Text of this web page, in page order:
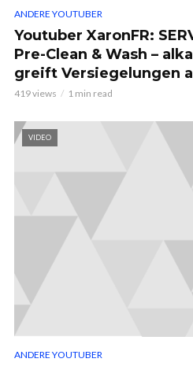
ANDERE YOUTUBER
Youtuber XaronFR:
Pre-Clean & Wash –
greift Versiegelungen
419 views 1 min read
VIDEO
ANDERE YOUTUBER